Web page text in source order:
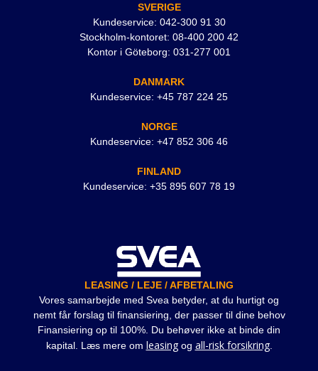
SVERIGE
Kundeservice: 042-300 91 30
Stockholm-kontoret: 08-400 200 42
Kontor i Göteborg: 031-277 001
DANMARK
Kundeservice: +45 787 224 25
NORGE
Kundeservice: +47 852 306 46
FINLAND
Kundeservice: +35 895 607 78 19
LEASING / LEJE / AFBETALING
Vores samarbejde med Svea betyder, at du hurtigt og
nemt får forslag til finansiering, der passer til dine behov
Finansiering op til 100%. Du behøver ikke at binde din
kapital. Læs mere om leasingog all-risk forsikring.